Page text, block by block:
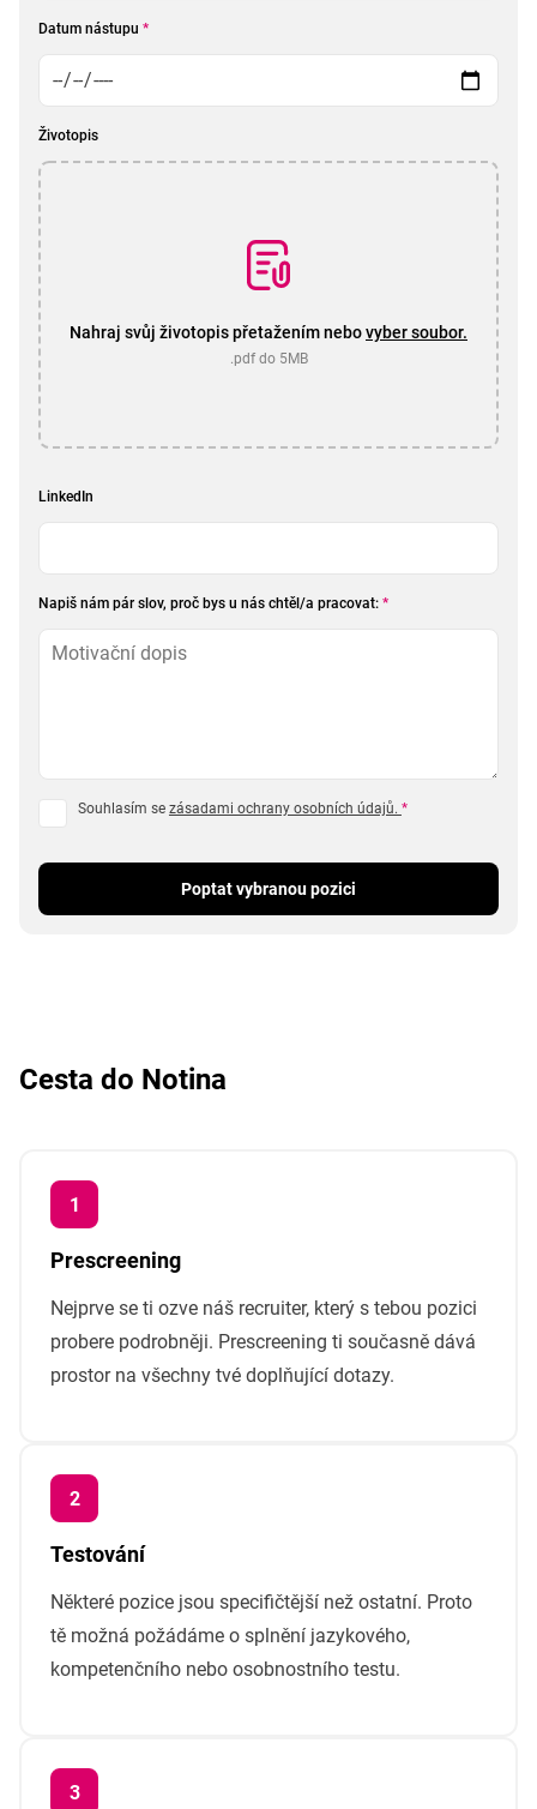
Datum nástupu *
Životopis
Nahraj svůj životopis přetažením nebovyber soubor.
.pdf do 5MB
LinkedIn
Napiš nám pár slov, proč bys u nás chtěl/a pracovat: *
Souhlasím se zásadami ochrany osobních údajů. *
Poptat vybranou pozici
Cesta do Notina
Prescreening
Nejprve se ti ozve náš recruiter, který s tebou pozici
probere podrobněji. Prescreening ti současně dává
prostor na všechny tvé doplňující dotazy.
Testování
Některé pozice jsou specifičtější než ostatní. Proto
tě možná požádáme o splnění jazykového,
kompetenčního nebo osobnostního testu.